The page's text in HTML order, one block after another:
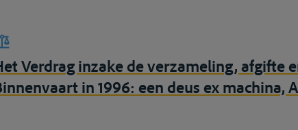
Verdrag inzake de verzameling, afgifte
in 1996: een deus ex machina,